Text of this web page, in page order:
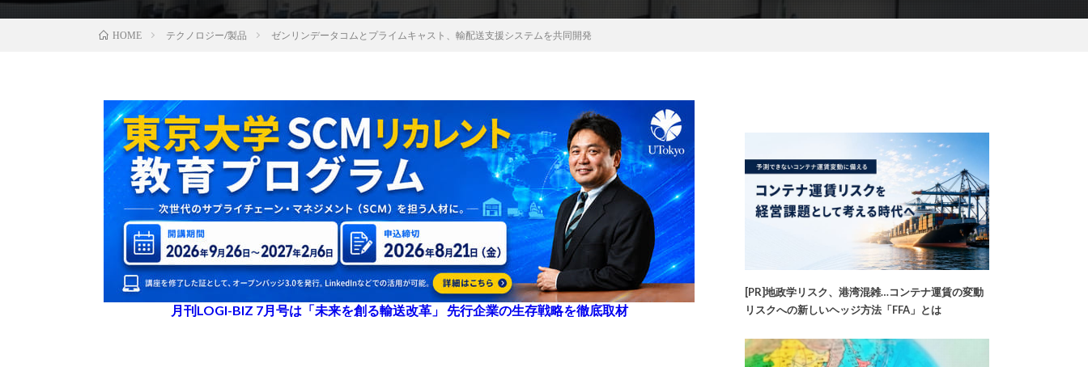
HOME テクノロジー/製品 ゼンリンデータコムとプライムキャスト、輸配送支援システムを共同開発
月刊LOGI-BIZ 7月号は「未来を創る輸送改革」 先行企業の生存戦略を徹底取材
[PR]地政学リスク、港湾混雑…コンテナ運賃の変動
リスクへの新しいヘッジ方法「FFA」とは